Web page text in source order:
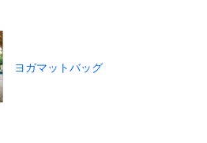
ヨガマットバッグ